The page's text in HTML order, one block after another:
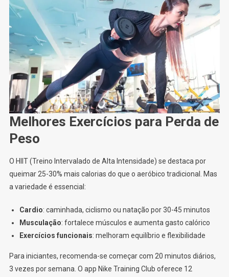
Melhores Exercícios para Perda de
Peso
O HIIT (Treino Intervalado de Alta Intensidade) se destaca por
queimar 25-30% mais calorias do que o aeróbico tradicional. Mas
a variedade é essencial:
Cardio: caminhada, ciclismo ou natação por 30-45 minutos
Musculação: fortalece músculos e aumenta gasto calórico
Exercícios funcionais: melhoram equilíbrio e flexibilidade
Para iniciantes, recomenda-se começar com 20 minutos diários,
3 vezes por semana. O app Nike Training Club oferece 12